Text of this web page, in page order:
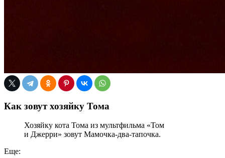
Как зовут хозяйку Тома
Хозяйку кота Тома из мультфильма «Том
и Джерри» зовут Мамочка-два-тапочка.
Еще: